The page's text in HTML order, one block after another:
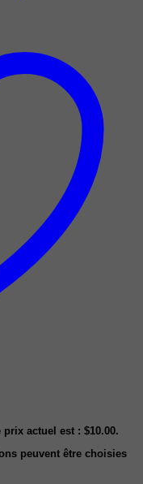
prix actuel est : $10.00.
peuvent être choisies